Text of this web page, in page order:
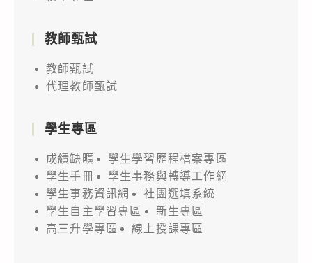
教師甄試
教師甄試
代理教師甄試
學生專區
成績缺曠
學生學習歷程檔案專區
學生手冊
學生事務與轉導工作網
學生事務資訊網
社團選填系統
學生自主學習專區
新生專區
高三升學專區
線上授課專區